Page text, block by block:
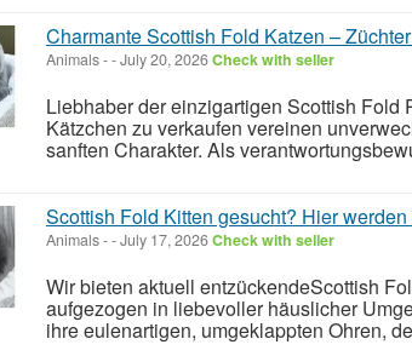
Charmante Scottish Fold Katzen –
Animals--July 20, 2026Check with seller
Liebhaber der einzigartigen Scottish Fold
Kätzchen zu verkaufen vereinen
sanften Charakter. Als
Scottish Fold Kitten gesucht? Hier
Animals--July 17, 2026Check with seller
Wir bieten aktuell entzückendeScottish
aufgezogen in liebevoller häuslicher
ihre eulenartigen, umgeklappten Ohren,